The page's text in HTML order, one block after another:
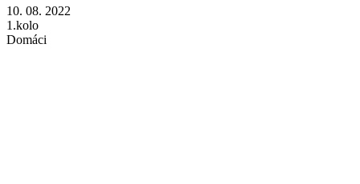
10. 08. 2022
1.kolo
Domáci